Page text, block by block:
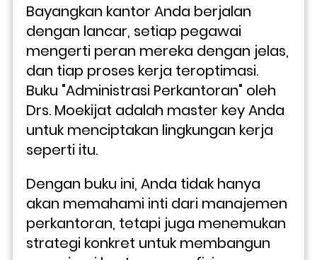
Bayangkan kantor Anda berjalan
dengan lancar, setiap pegawai
mengerti peran mereka dengan jelas,
dan tiap proses kerja teroptimasi.
Buku "Administrasi Perkantoran" oleh
Drs. Moekijat adalah master key Anda
untuk menciptakan lingkungan kerja
seperti itu.
Dengan buku ini, Anda tidak hanya
akan memahami inti dari manajemen
perkantoran, tetapi juga menemukan
strategi konkret untuk membangun